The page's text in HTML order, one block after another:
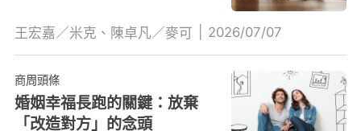
王宏嘉／米克、陳卓凡／麥可 2026/07/07
商周頭條
婚姻幸福長跑的關鍵：放棄
「改造對方」的念頭